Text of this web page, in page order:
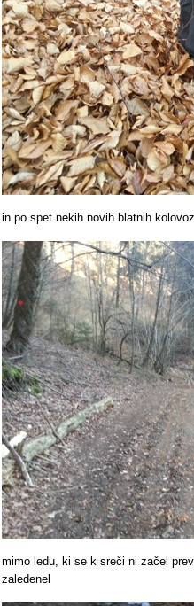
in po spet nekih novih blatnih
mimo ledu, ki se k sreči ni začel
zaledenel